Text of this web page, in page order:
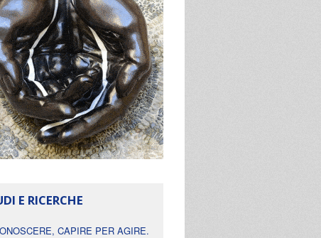
E RICERCHE
CAPIRE PER AGIRE.